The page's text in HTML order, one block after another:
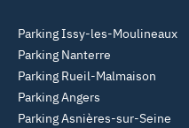
Parking Issy-les-Moulineaux
Parking Nanterre
Parking Rueil-Malmaison
Parking Angers
Parking Asnières-sur-Seine